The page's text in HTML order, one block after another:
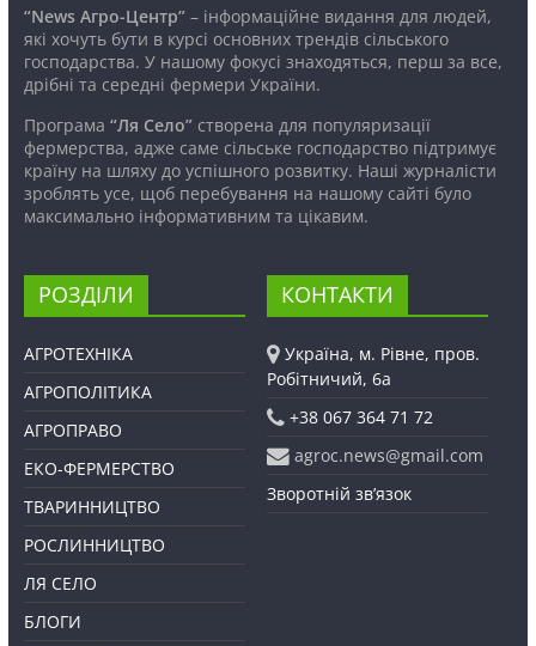
“News Агро-Центр”– інформаційне видання для людей,
які хочуть бути в курсі основних трендів сільського
господарства. У нашому фокусі знаходяться, перш за все,
дрібні та середні фермери України.
Програма “Ля Село”створена для популяризації
фермерства, адже саме сільське господарство підтримує
країну на шляху до успішного розвитку. Наші журналісти
зроблять усе, щоб перебування на нашому сайті було
максимально інформативним та цікавим.
РОЗДІЛИ
АГРОТЕХНІКА
АГРОПОЛІТИКА
АГРОПРАВО
ЕКО-ФЕРМЕРСТВО
ТВАРИННИЦТВО
РОСЛИННИЦТВО
ЛЯ СЕЛО
БЛОГИ
КОНТАКТИ
Україна, м. Рівне, пров.
Робітничий, 6а
+38 067 364 71 72
agroc.news@gmail.com
Зворотній зв’язок